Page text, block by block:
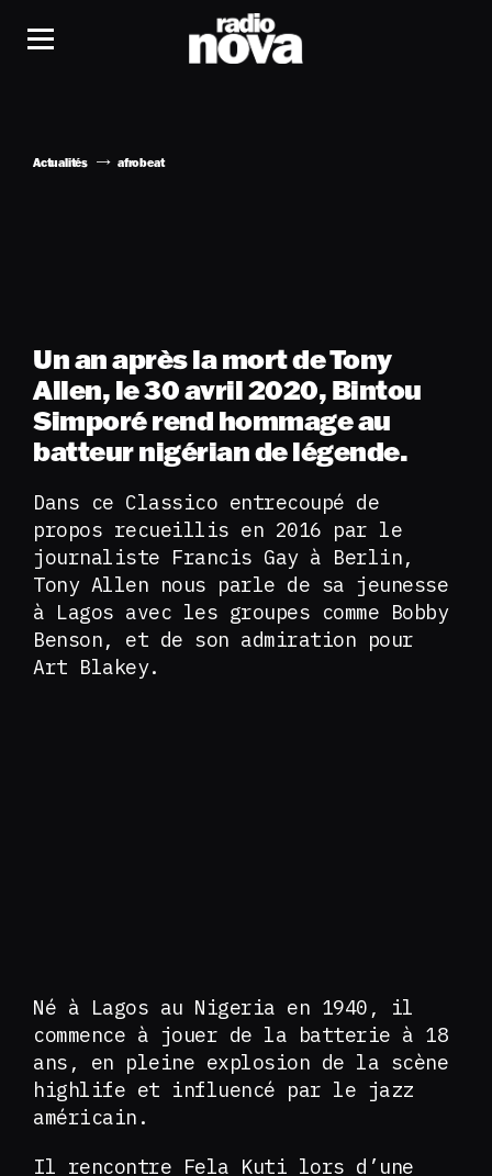
Actualités afrobeat
Un an après la mort de Tony
Allen, le 30 avril 2020, Bintou
Simporé rend hommage au
batteur nigérian de légende.
Dans ce Classico entrecoupé de
propos recueillis en 2016 par le
journaliste Francis Gay à Berlin,
Tony Allen nous parle de sa jeunesse
à Lagos avec les groupes comme Bobby
Benson, et de son admiration pour
Art Blakey.
Né à Lagos au Nigeria en 1940, il
commence à jouer de la batterie à 18
ans, en pleine explosion de la scène
highlife et influencé par le jazz
américain.
Il rencontre Fela Kuti lors d’une